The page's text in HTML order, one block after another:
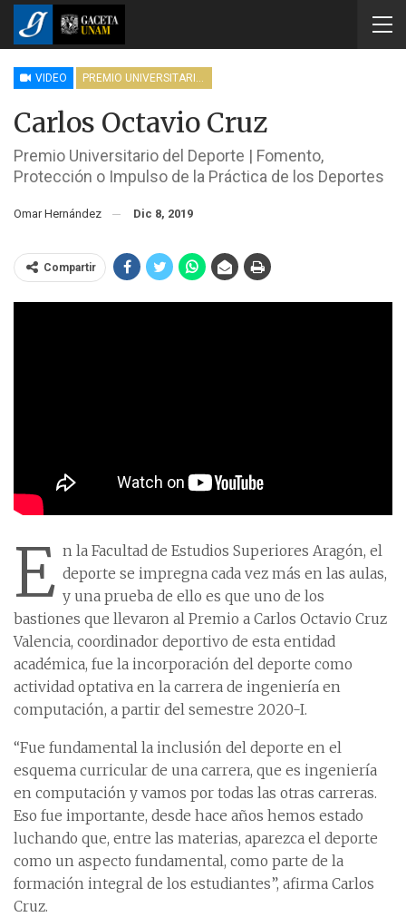
VIDEO PREMIO UNIVERSITARIO DEL DEPORTE
Carlos Octavio Cruz
Premio Universitario del Deporte | Fomento,
Protección o Impulso de la Práctica de los Deportes
Omar Hernández Dic 8, 2019
Compartir
E n la Facultad de Estudios Superiores Aragón, el
deporte se impregna cada vez más en las aulas,
y una prueba de ello es que uno de los
bastiones que llevaron al Premio a Carlos Octavio Cruz
Valencia, coordinador deportivo de esta entidad
académica, fue la incorporación del deporte como
actividad optativa en la carrera de ingeniería en
computación, a partir del semestre 2020-I.
“Fue fundamental la inclusión del deporte en el
esquema curricular de una carrera, que es ingeniería
en computación y vamos por todas las otras carreras.
Eso fue importante, desde hace años hemos estado
luchando que, entre las materias, aparezca el deporte
como un aspecto fundamental, como parte de la
formación integral de los estudiantes”, afirma Carlos
Cruz.